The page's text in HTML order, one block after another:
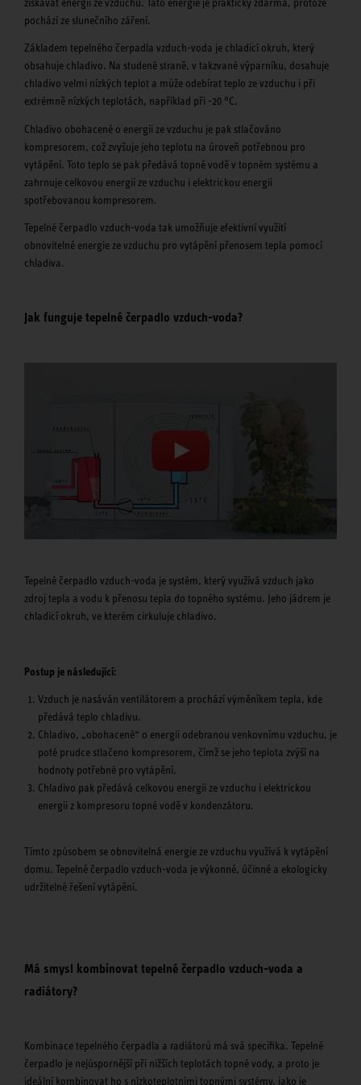
pochází ze slunečního záření.
Základem tepelného čerpadla vzduch-voda je chladicí okruh, který
obsahuje chladivo. Na studené straně, v takzvané výparníku, dosahuje
chladivo velmi nízkých teplot a může odebírat teplo ze vzduchu i při
extrémně nízkých teplotách, například při -20 °C.
Chladivo obohacené o energii ze vzduchu je pak stlačováno
kompresorem, což zvyšuje jeho teplotu na úroveň potřebnou pro
vytápění. Toto teplo se pak předává topné vodě v topném systému a
zahrnuje celkovou energii ze vzduchu i elektrickou energii
spotřebovanou kompresorem.
Tepelné čerpadlo vzduch-voda tak umožňuje efektivní využití
obnovitelné energie ze vzduchu pro vytápění přenosem tepla pomocí
chladiva.
Jak funguje tepelné čerpadlo vzduch-voda?
Tepelné čerpadlo vzduch-voda je systém, který využívá vzduch jako
zdroj tepla a vodu k přenosu tepla do topného systému. Jeho jádrem je
chladicí okruh, ve kterém cirkuluje chladivo.
Postup je následující:
Vzduch je nasáván ventilátorem a prochází výměníkem tepla, kde
předává teplo chladivu.
Chladivo, „obohacené“ o energii odebranou venkovnímu vzduchu, je
poté prudce stlačeno kompresorem, čímž se jeho teplota zvýší na
hodnoty potřebné pro vytápění.
Chladivo pak předává celkovou energii ze vzduchu i elektrickou
energii z kompresoru topné vodě v kondenzátoru.
Tímto způsobem se obnovitelná energie ze vzduchu využívá k vytápění
domu. Tepelné čerpadlo vzduch-voda je výkonné, účinné a ekologicky
udržitelné řešení vytápění.
Má smysl kombinovat tepelné čerpadlo vzduch-voda a
radiátory?
Kombinace tepelného čerpadla a radiátorů má svá specifika. Tepelné
čerpadlo je nejúspornější při nižších teplotách topné vody, a proto je
ideální kombinovat ho s nízkoteplotními topnými systémy, jako je